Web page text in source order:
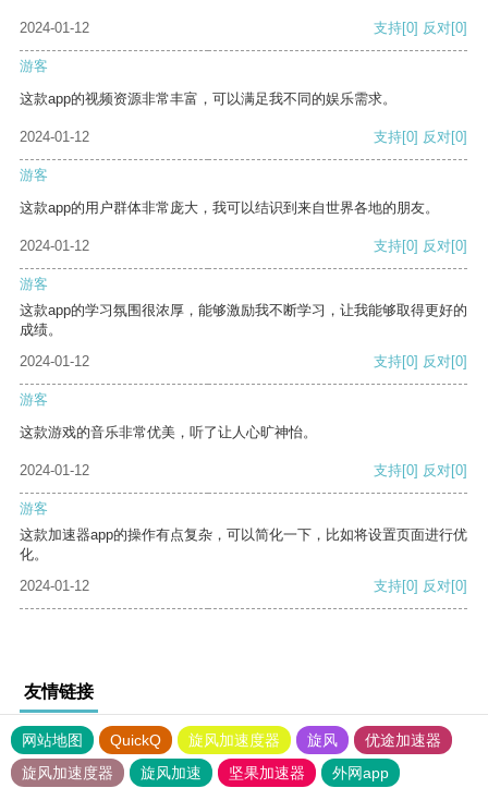
2024-01-12 支持[0] 反对[0]
游客
这款app的视频资源非常丰富，可以满足我不同的娱乐需求。
2024-01-12 支持[0] 反对[0]
游客
这款app的用户群体非常庞大，我可以结识到来自世界各地的朋友。
2024-01-12 支持[0] 反对[0]
游客
这款app的学习氛围很浓厚，能够激励我不断学习，让我能够取得更好的
成绩。
2024-01-12
支持[0] 反对[0]
游客
这款游戏的音乐非常优美，听了让人心旷神怡。
2024-01-12 支持[0] 反对[0]
游客
这款加速器app的操作有点复杂，可以简化一下，比如将设置页面进行优
化。
2024-01-12
支持[0] 反对[0]
友情链接
网站地图 QuickQ 旋风加速度器 旋风
优途加速器
旋风加速度器
旋风加速 坚果加速器 外网app